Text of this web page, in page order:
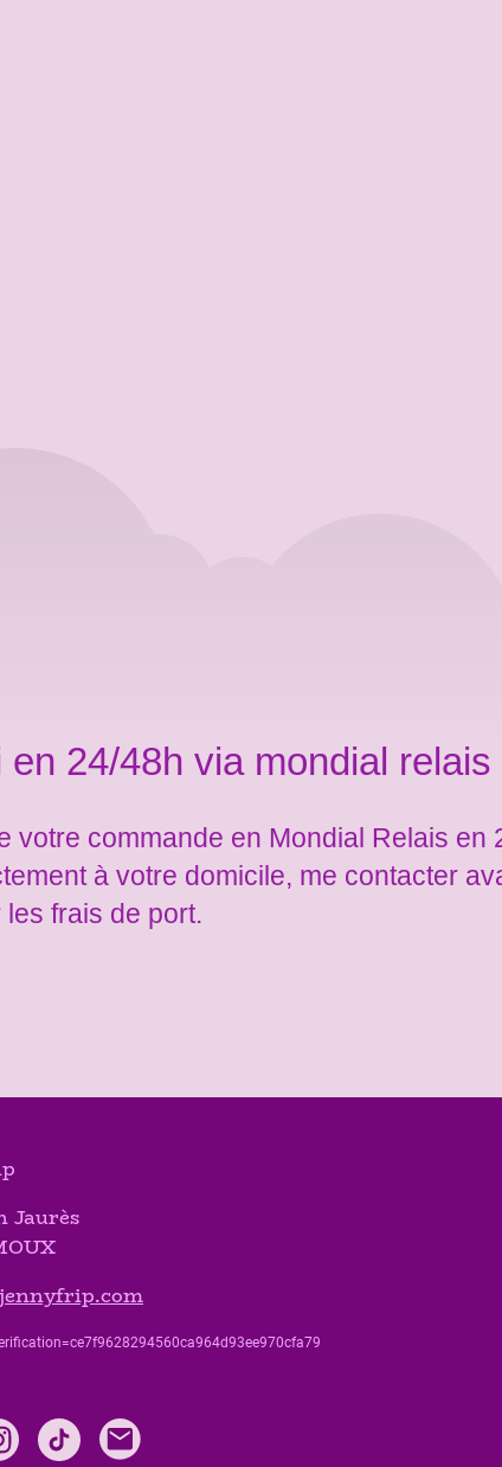
en 24/48h via mondial relais
votre commande en Mondial Relais en
à votre domicile, me contacter
les frais de port.
Jaurès